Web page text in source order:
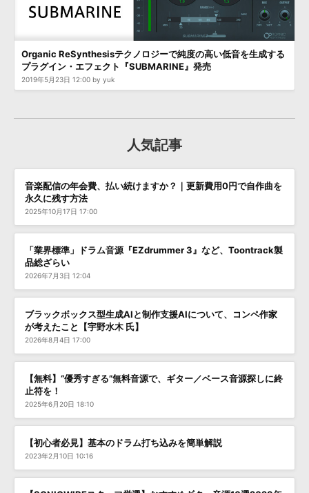
Organic ReSynthesisテクノロジーで純度の高い低音を生成する
プラグイン・エフェクト『SUBMARINE』発売
2019年5月23日 12:00 by yuk
人気記事
音楽配信の年会費、払い続けますか？｜更新費用0円で自作曲を
永久に残す方法
2025年10月17日 17:00
「業界標準」ドラム音源『EZdrummer 3』など、Toontrack製
品総ざらい
2026年7月3日 12:04
ブラックボックス型生成AIと制作支援AIについて、コンペ作家
が考えたこと【宇野水木 氏】
2026年8月4日 17:00
【無料】“優秀すぎる”無料音源で、ギター／ベース音源探しに終
止符を！
2025年6月20日 18:10
【初心者必見】基本のドラム打ち込みを簡単解説
2023年2月10日 10:16